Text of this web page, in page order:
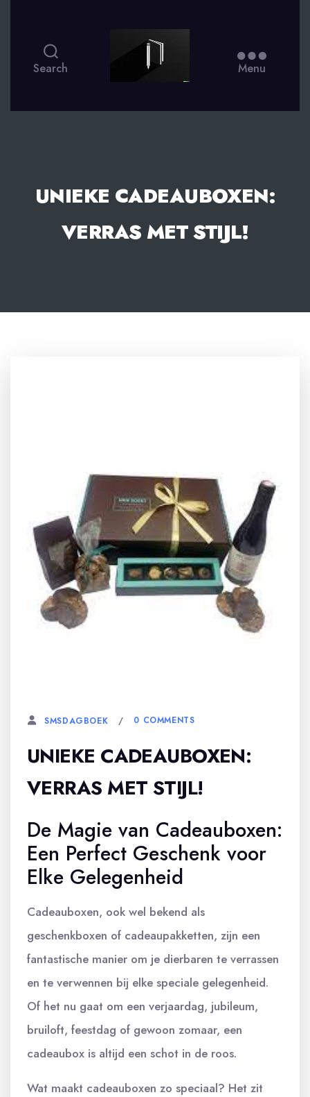
Search Menu
UNIEKE CADEAUBOXEN:
VERRAS MET STIJL!
SMSDAGBOEK 0 COMMENTS
UNIEKE CADEAUBOXEN:
VERRAS MET STIJL!
De Magie van Cadeauboxen:
Een Perfect Geschenk voor
Elke Gelegenheid
Cadeauboxen, ook wel bekend als
geschenkboxen of cadeaupakketten, zijn een
fantastische manier om je dierbaren te verrassen
en te verwennen bij elke speciale gelegenheid.
Of het nu gaat om een verjaardag, jubileum,
bruiloft, feestdag of gewoon zomaar, een
cadeaubox is altijd een schot in de roos.
Wat maakt cadeauboxen zo speciaal? Het zit